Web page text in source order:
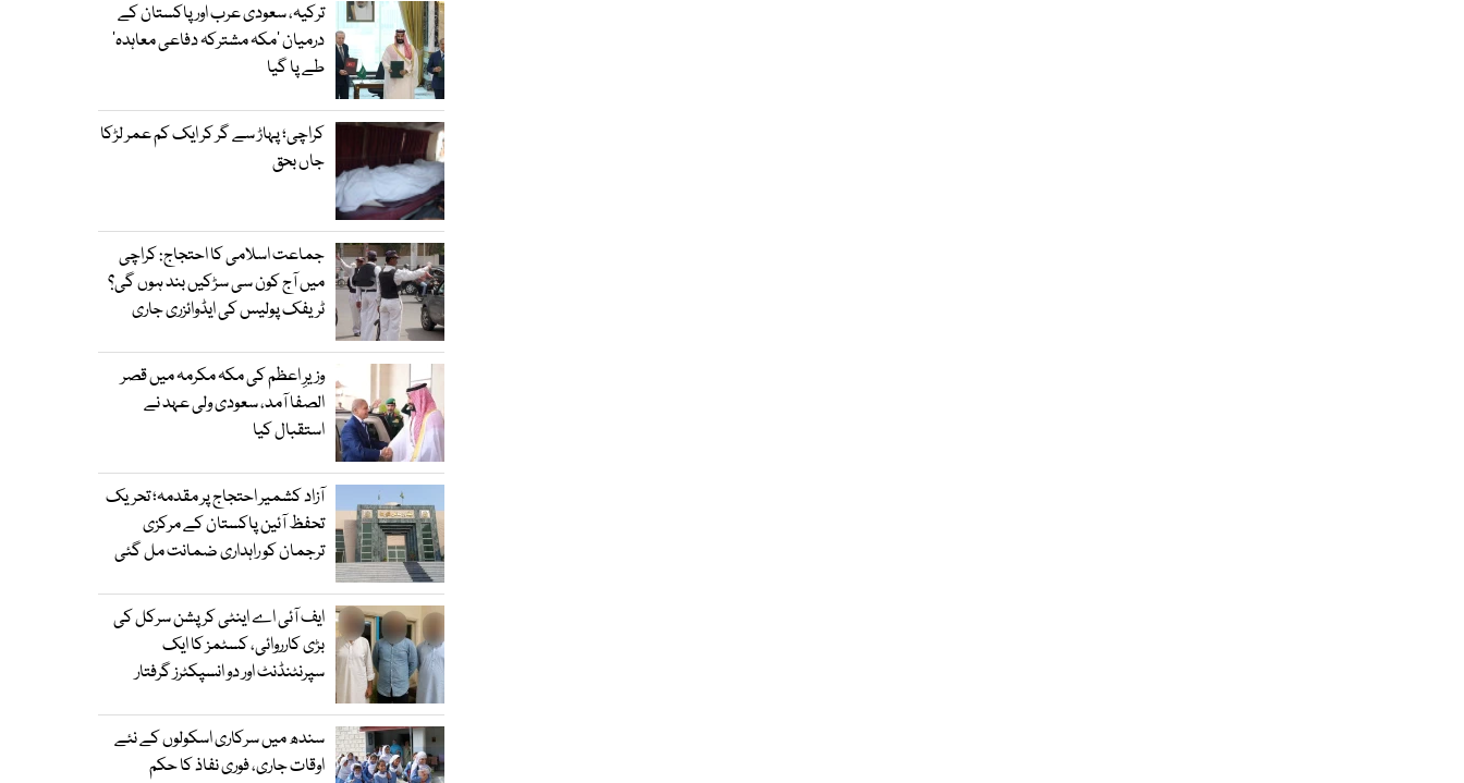
ترکیہ، سعودی عرب اور پاکستان کے
درمیان ’مکہ مشترکہ دفاعی معاہدہ‘
طے پا گیا
کراچی؛ پہاڑ سے گر کر ایک کم عمر لڑکا
جاں بحق
جماعت اسلامی کا احتجاج: کراچی
میں آج کون سی سڑکیں بند ہوں گی؟
ٹریفک پولیس کی ایڈوائزری جاری
وزیرِ اعظم کی مکہ مکرمہ میں قصر
الصفا آمد، سعودی ولی عہد نے
استقبال کیا
آزاد کشمیر احتجاج پر مقدمہ؛ تحریک
تحفظ آئین پاکستان کے مرکزی
ترجمان کو راہداری ضمانت مل گئی
ایف آئی اے اینٹی کرپشن سرکل کی
بڑی کارروائی، کسٹمز کا ایک
سپرنٹنڈنٹ اور دو انسپکٹرز گرفتار
سندھ میں سرکاری اسکولوں کے نئے
اوقات جاری، فوری نفاذ کا حکم